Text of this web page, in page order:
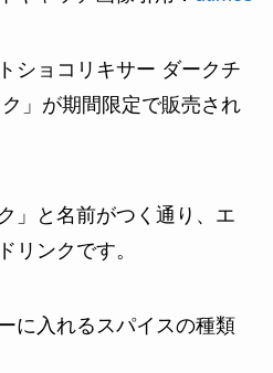
ショコリキサー ダークチ
」が期間限定で販売され
」と名前がつく通り、エ
リンクです。
に入れるスパイスの種類